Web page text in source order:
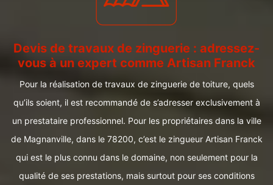
Devis de travaux de zinguerie : adressez-
vous à un expert comme Artisan Franck
Pour la réalisation de travaux de zinguerie de toiture, quels
qu’ils soient, il est recommandé de s’adresser exclusivement à
un prestataire professionnel. Pour les propriétaires dans la ville
de Magnanville, dans le 78200, c’est le zingueur Artisan Franck
qui est le plus connu dans le domaine, non seulement pour la
qualité de ses prestations, mais surtout pour ses conditions